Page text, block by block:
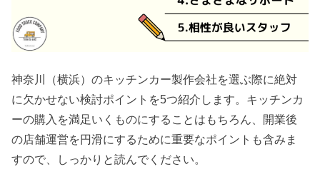
神奈川（横浜）のキッチンカー製作会社を選ぶ際に絶対
に欠かせない検討ポイントを5つ紹介します。キッチンカ
ーの購入を満足いくものにすることはもちろん、開業後
の店舗運営を円滑にするために重要なポイントも含みま
すので、しっかりと読んでください。